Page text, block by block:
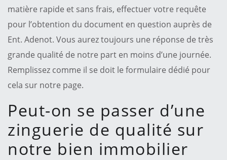
matière rapide et sans frais, effectuer votre requête
pour l’obtention du document en question auprès de
Ent. Adenot. Vous aurez toujours une réponse de très
grande qualité de notre part en moins d’une journée.
Remplissez comme il se doit le formulaire dédié pour
cela sur notre page.
Peut-on se passer d’une
zinguerie de qualité sur
notre bien immobilier